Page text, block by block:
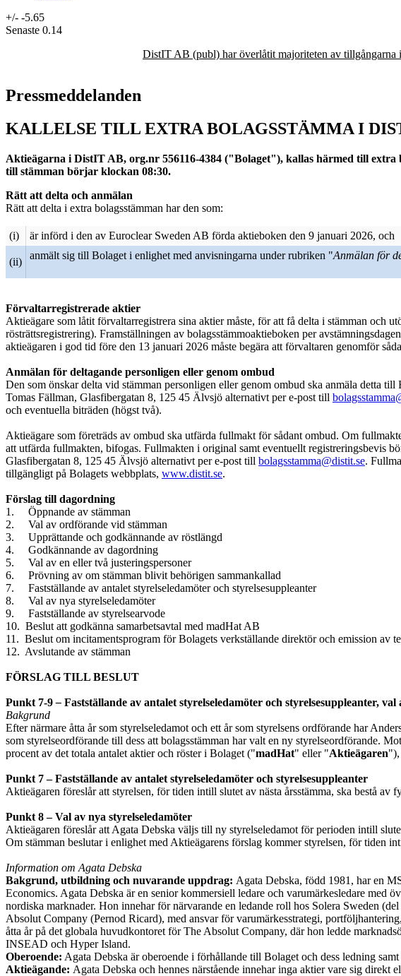
+/- -5.65
Senaste 0.14
DistIT AB (publ) har överlåtit majoriteten av
Pressmeddelanden
KALLELSE TILL EXTRA BOLAGSSTÄMMA I
Aktieägarna i DistIT AB, org.nr 556116-4384 ("Bolaget"), kallas härmed till extra
till stämman börjar klockan 08:30.
Rätt att delta och anmälan
Rätt att delta i extra bolagsstämman har den som:
(i) är införd i den av Euroclear Sweden AB förda aktieboken den 9 januari 2026, och
(ii)
anmält sig till Bolaget i enlighet med anvisningarna under rubriken "Anmälan för
Förvaltarregistrerade aktier
Aktieägare som låtit förvaltarregistrera sina aktier måste, för att få delta i stämman och
rösträttsregistrering). Framställningen av bolagsstämmoaktieboken per
aktieägaren i god tid före den 13 januari 2026 måste begära att förvaltaren genomför
Anmälan för deltagande personligen eller genom ombud
Den som önskar delta vid stämman personligen eller genom ombud ska anmäla detta
Tomas Fällman, Glasfibergatan 8, 125 45 Älvsjö alternativt per e-post till
och eventuella biträden (högst två).
Aktieägare som företräds av ombud ska utfärda fullmakt för sådant ombud. Om
att utfärda fullmakten, bifogas. Fullmakten i original samt eventuellt registreringsbevis
Glasfibergatan 8, 125 45 Älvsjö alternativt per e-post till bolagsstamma@distit.se.
tillgängligt på Bolagets webbplats, www.distit.se.
Förslag till dagordning
1. Öppnande av stämman
2. Val av ordförande vid stämman
3. Upprättande och godkännande av röstlängd
4. Godkännande av dagordning
5. Val av en eller två justeringspersoner
6. Prövning av om stämman blivit behörigen sammankallad
7. Fastställande av antalet styrelseledamöter och styrelsesuppleanter
8. Val av nya styrelseledamöter
9. Fastställande av styrelsearvode
10. Beslut att godkänna samarbetsavtal med madHat AB
11. Beslut om incitamentsprogram för Bolagets verkställande direktör och emission av
12. Avslutande av stämman
FÖRSLAG TILL BESLUT
Punkt 7-9– Fastställande av antalet styrelseledamöter och styrelsesuppleanter,
Bakgrund
Efter närmare åtta år som styrelseledamot och ett år som styrelsens ordförande har
som styrelseordförande till dess att bolagsstämman har valt en ny styrelseordförande.
procent av det totala antalet aktier och röster i Bolaget ("madHat" eller "Aktieägaren"),
Punkt 7 – Fastställande av antalet styrelseledamöter och styrelsesuppleanter
Aktieägaren föreslår att styrelsen, för tiden intill slutet av nästa årsstämma, ska bestå av
Punkt 8 – Val av nya styrelseledamöter
Aktieägaren föreslår att Agata Debska väljs till ny styrelseledamot för perioden intill
Om stämman beslutar i enlighet med Aktieägarens förslag kommer styrelsen, för tiden
Information om Agata Debska
Bakgrund, utbildning och nuvarande uppdrag: Agata Debska, född 1981, har en
Economics. Agata Debska är en senior kommersiell ledare och varumärkesledare med
nordiska marknader. Hon innehar för närvarande en ledande roll hos Solera Sweden
Absolut Company (Pernod Ricard), med ansvar för varumärkesstrategi,
åtta år på det globala huvudkontoret för The Absolut Company, där hon ledde
INSEAD och Hyper Island.
Oberoende: Agata Debska är oberoende i förhållande till Bolaget och dess ledning
Aktieägande: Agata Debska och hennes närstående innehar inga aktier vare sig direkt